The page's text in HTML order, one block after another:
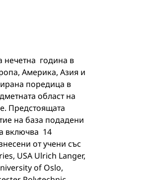
нечетна година в
Америка, Азия и
поредица в
област на
Предстоящата
на база подадени
включва 14
от учени със
USA Ulrich Langer,
of Oslo,